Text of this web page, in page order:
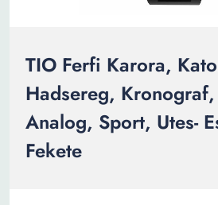
TIO Ferfi Karora,
Hadsereg,
Analog, Sport, Utes-
Fekete